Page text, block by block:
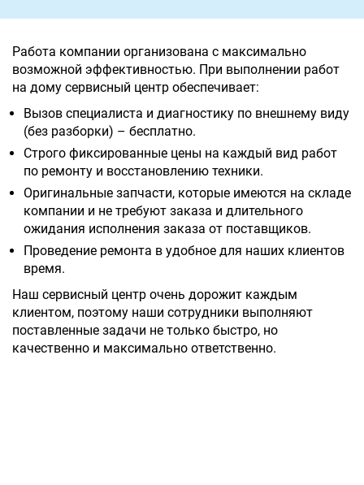
Работа компании организована с максимально
возможной эффективностью. При выполнении работ
на дому сервисный центр обеспечивает:
Вызов специалиста и диагностику по внешнему виду
(без разборки) – бесплатно.
Строго фиксированные цены на каждый вид работ
по ремонту и восстановлению техники.
Оригинальные запчасти, которые имеются на складе
компании и не требуют заказа и длительного
ожидания исполнения заказа от поставщиков.
Проведение ремонта в удобное для наших клиентов
время.
Наш сервисный центр очень дорожит каждым
клиентом, поэтому наши сотрудники выполняют
поставленные задачи не только быстро, но
качественно и максимально ответственно.